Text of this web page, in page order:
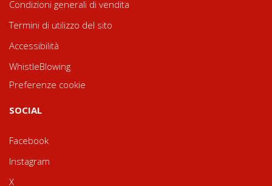
Condizioni generali di vendita
Termini di utilizzo del sito
Accessibilità
WhistleBlowing
Preferenze cookie
SOCIAL
Facebook
Instagram
X